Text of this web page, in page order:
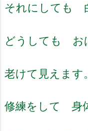
それにしても
どうしても お
老けて見えます。
修練をして 身